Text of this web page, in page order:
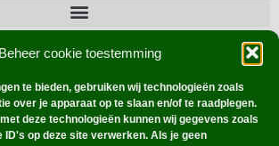
Beheer cookie toestemming
te bieden, gebruiken wij technologieën zoals
over je apparaat op te slaan en/of te raadplegen.
deze technologieën kunnen wij gegevens zoals
ID's op deze site verwerken. Als je geen
verzamelaars